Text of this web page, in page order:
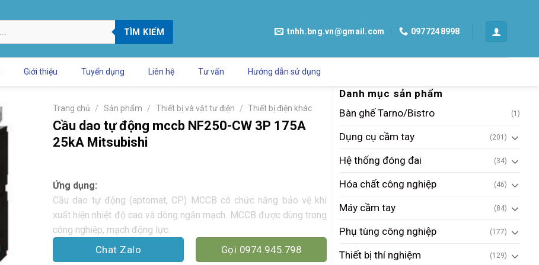
TÌM KIẾM tnhh.bng.vn@gmail.com 0977248998
Giới thiệu Tuyển dụng Liên hệ Tư vấn Hướng dẫn sử dụng
Danh mục sản phẩm
Bàn ghế Tarno/Bistro
(1)
Dụng cụ cầm tay (201)
Hệ thống đóng đai (34)
Hóa chất công nghiệp (46)
Máy cầm tay (84)
Phụ tùng công nghiệp (177)
Thiết bị thí nghiệm (129)
Trang chủ / Sản phẩm / Thiết bị và vật tư điện / Thiết bị điện khác
Cầu dao tự động mccb NF250-CW 3P 175A
25kA Mitsubishi
Ứng dụng:
Cầu dao tự động (aptomat, CP) MCCB có chức năng bảo vệ khi
xuất hiện nhiệt độ cao và dòng ngắn mạch. MCCB được dùng trong
công nghiệp, mạch động lực.
Chat Zalo Gọi 0974.945.798